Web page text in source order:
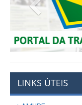
Previous
LINKS ÚTEIS